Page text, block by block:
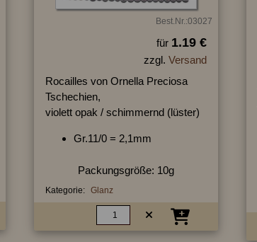
Best.Nr.:03027
für 1.19 €
zzgl. Versand
Rocailles von Ornella Preciosa
Tschechien,
violett opak / schimmernd (lüster)
Gr.11/0 = 2,1mm
Packungsgröße: 10g
Kategorie: Glanz